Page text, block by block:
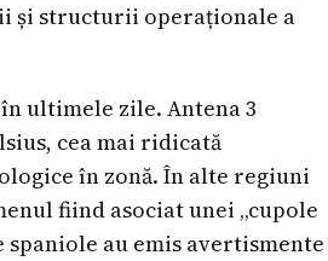
și structurii operaționale a
ultimele zile. Antena 3
cea mai ridicată
în zonă. În alte regiuni
fiind asociat unei „cupole
au emis avertismente